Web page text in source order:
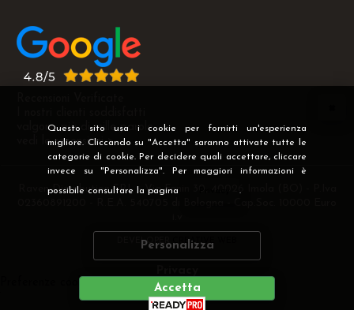
Questo sito usa i cookie per fornirti un'esperienza
migliore. Cliccando su "Accetta" saranno attivate tutte le
categorie di cookie. Per decidere quali accettare, cliccare
invece su "Personalizza". Per maggiori informazioni è
possibile consultare la pagina .
Personalizza
Accetta
valgono più di mille parole
vedi le recensioni >
Raven Distribution SRL - Via Fanin 30, 40026 Imola (BO) - P.Iva
DEVELOPER CREATIVE WEB